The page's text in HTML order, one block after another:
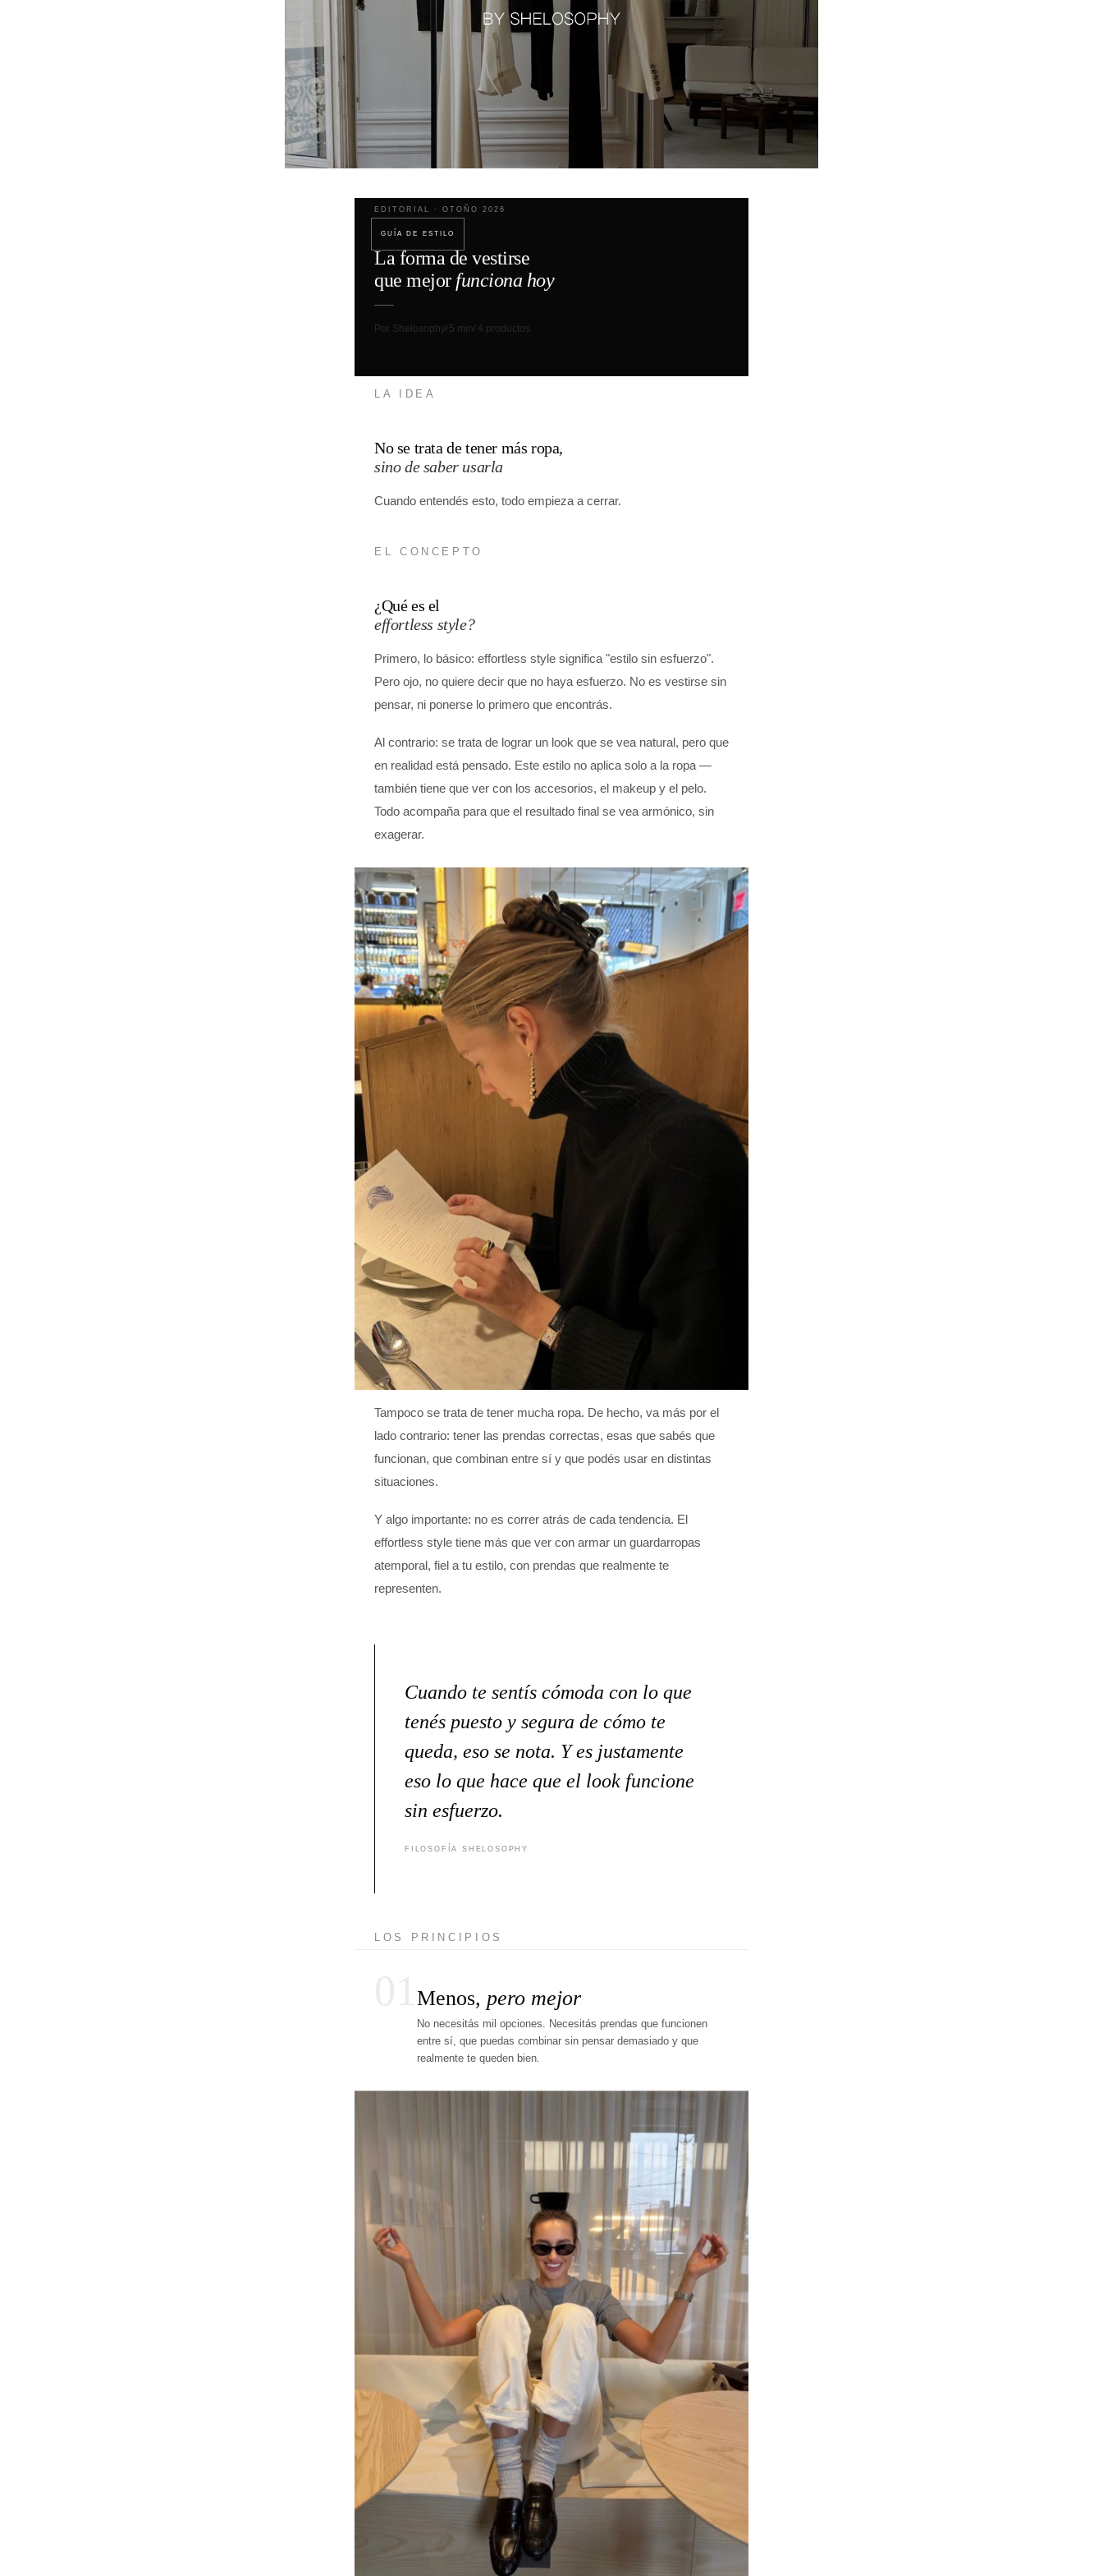
GUÍA DE ESTILO
EDITORIAL · OTOÑO 2026
La forma de vestirse
que mejor funciona hoy
Por Shelosophy/ 5 min/ 4 productos
LA IDEA
No se trata de tener más ropa,
sino de saber usarla
Cuando entendés esto, todo empieza a cerrar.
EL CONCEPTO
¿Qué es el
effortless style?
Primero, lo básico: effortless style significa "estilo sin esfuerzo".
Pero ojo, no quiere decir que no haya esfuerzo. No es vestirse sin
pensar, ni ponerse lo primero que encontrás.
Al contrario: se trata de lograr un look que se vea natural, pero que
en realidad está pensado. Este estilo no aplica solo a la ropa —
también tiene que ver con los accesorios, el makeup y el pelo.
Todo acompaña para que el resultado final se vea armónico, sin
exagerar.
Tampoco se trata de tener mucha ropa. De hecho, va más por el
lado contrario: tener las prendas correctas, esas que sabés que
funcionan, que combinan entre sí y que podés usar en distintas
situaciones.
Y algo importante: no es correr atrás de cada tendencia. El
effortless style tiene más que ver con armar un guardarropas
atemporal, fiel a tu estilo, con prendas que realmente te
representen.
Cuando te sentís cómoda con lo que
tenés puesto y segura de cómo te
queda, eso se nota. Y es justamente
eso lo que hace que el look funcione
sin esfuerzo.
FILOSOFÍA SHELOSOPHY
LOS PRINCIPIOS
Menos, pero mejor
No necesitás mil opciones. Necesitás prendas que funcionen
entre sí, que puedas combinar sin pensar demasiado y que
realmente te queden bien.